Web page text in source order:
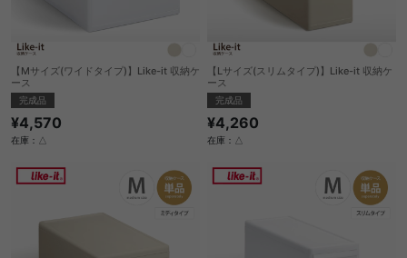
【Mサイズ(ワイドタイプ)】Like-it 収納ケ
ース
完成品
¥4,570
在庫：△
【Lサイズ(スリムタイプ)】Like-it 収納ケ
ース
完成品
¥4,260
在庫：△